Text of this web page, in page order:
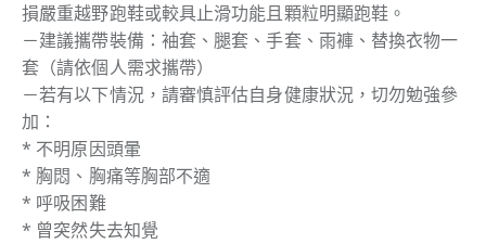
損嚴重越野跑鞋或較具止滑功能且顆粒明顯跑鞋。
－建議攜帶裝備：袖套、腿套、手套、雨褲、替換衣物一
套（請依個人需求攜帶）
－若有以下情況，請審慎評估自身健康狀況，切勿勉強參
加：
* 不明原因頭暈
* 胸悶、胸痛等胸部不適
* 呼吸困難
* 曾突然失去知覺